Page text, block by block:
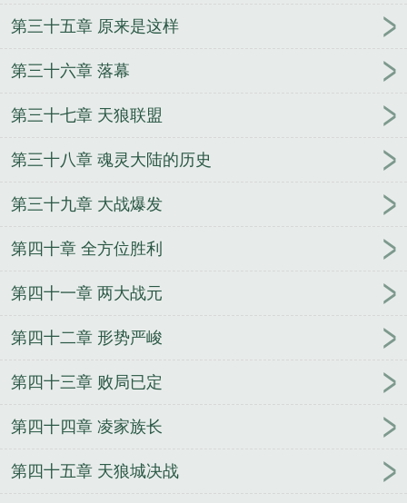
第三十五章 原来是这样
第三十六章 落幕
第三十七章 天狼联盟
第三十八章 魂灵大陆的历史
第三十九章 大战爆发
第四十章 全方位胜利
第四十一章 两大战元
第四十二章 形势严峻
第四十三章 败局已定
第四十四章 凌家族长
第四十五章 天狼城决战